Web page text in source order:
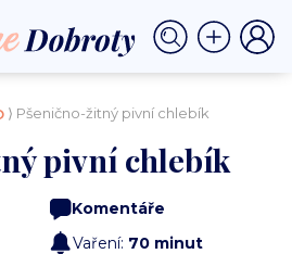
⟩ Pšenično-žitný pivní chlebík
pivní chlebík
Komentáře
Vaření: 70 minut